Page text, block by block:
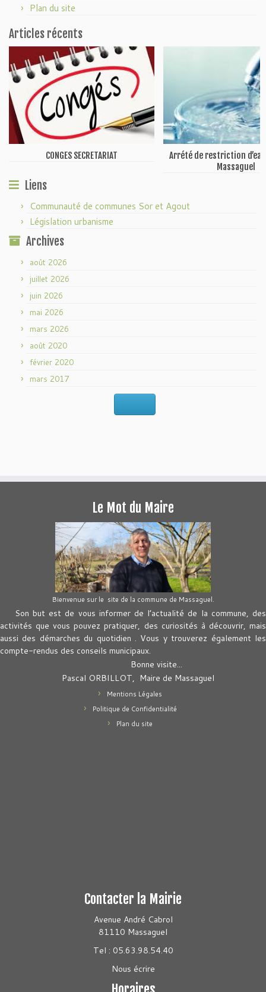
Plan du site
Articles récents
CONGES SECRETARIAT
Arrété de restriction
Massaguel
Liens
Communauté de communes Sor et Agout
Législation urbanisme
Archives
août 2026
juillet 2026
juin 2026
mai 2026
mars 2026
août 2020
février 2020
mars 2017
Le Mot du Maire
Bienvenue sur le site de la commune de Massaguel.
Son but est de vous informer de l’actualité de la commune, des
activités que vous pouvez pratiquer, des curiosités à découvrir, mais
aussi des démarches du quotidien . Vous y trouverez également les
compte-rendus des conseils municipaux.
Bonne visite...
Pascal ORBILLOT, Maire de Massaguel
Mentions Légales
Politique de Confidentialité
Plan du site
Contacter la Mairie
Avenue André Cabrol
81110 Massaguel
Tel : 05.63.98.54.40
Nous écrire